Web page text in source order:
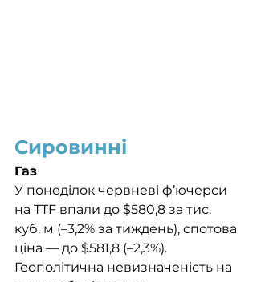
Сировинні
Газ
У понеділок червневі ф’ючерси
на TTF впали до $580,8 за тис.
куб. м (–3,2% за тиждень), спотова
ціна — до $581,8 (–2,3%).
Геополітична невизначеність на